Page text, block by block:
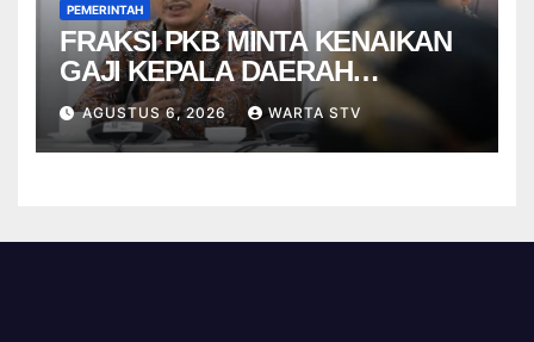
PEMERINTAH
FRAKSI PKB MINTA KENAIKAN
GAJI KEPALA DAERAH
BERBASIS KINERJA
AGUSTUS 6, 2026 WARTA STV